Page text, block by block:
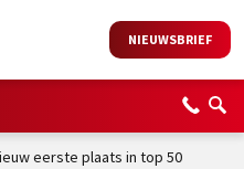
NIEUWSBRIEF
eerste plaats in top 50